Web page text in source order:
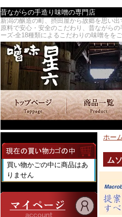
昔ながらの手造り味噌の専門店
新潟の醸造の町、摂田屋から故郷を思い
原料で安心・安全のこだわり、昔ながら
ーズ-全18種類によるこだわりの味噌をを
買い物かごの中に商品はあ
りません
ホー
ム